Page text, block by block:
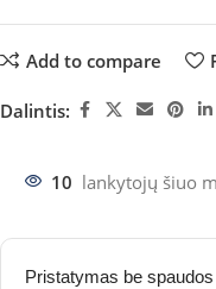
Add to compare
Dalintis:
10 lankytojų šiuo
Pristatymas be spaudos